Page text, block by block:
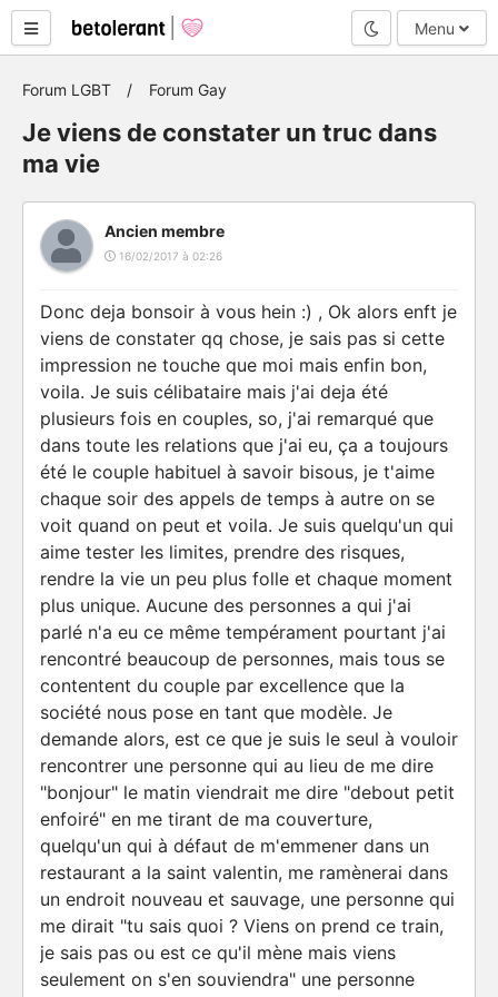
Mode nuit
Menu
Forum LGBT Forum Gay
Je viens de constater un truc dans
ma vie
Ancien membre
16/02/2017 à 02:26
Donc deja bonsoir à vous hein :) , Ok alors enft je
viens de constater qq chose, je sais pas si cette
impression ne touche que moi mais enfin bon,
voila. Je suis célibataire mais j'ai deja été
plusieurs fois en couples, so, j'ai remarqué que
dans toute les relations que j'ai eu, ça a toujours
été le couple habituel à savoir bisous, je t'aime
chaque soir des appels de temps à autre on se
voit quand on peut et voila. Je suis quelqu'un qui
aime tester les limites, prendre des risques,
rendre la vie un peu plus folle et chaque moment
plus unique. Aucune des personnes a qui j'ai
parlé n'a eu ce même tempérament pourtant j'ai
rencontré beaucoup de personnes, mais tous se
contentent du couple par excellence que la
société nous pose en tant que modèle. Je
demande alors, est ce que je suis le seul à vouloir
rencontrer une personne qui au lieu de me dire
"bonjour" le matin viendrait me dire "debout petit
enfoiré" en me tirant de ma couverture,
quelqu'un qui à défaut de m'emmener dans un
restaurant a la saint valentin, me ramènerai dans
un endroit nouveau et sauvage, une personne qui
me dirait "tu sais quoi ? Viens on prend ce train,
je sais pas ou est ce qu'il mène mais viens
seulement on s'en souviendra" une personne